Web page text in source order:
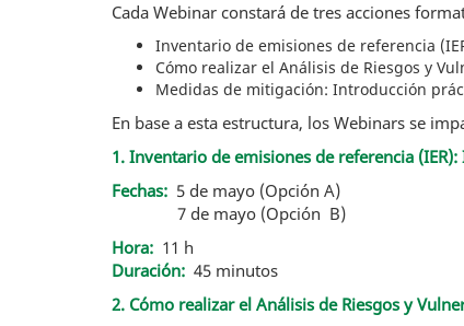
Cada Webinar constará de tres acciones
Inventario de emisiones de referencia
Cómo realizar el Análisis de Riesgos y
Medidas de mitigación: Introducción
En base a esta estructura, los Webinars se
1. Inventario de emisiones de referencia
Fechas: 5 de mayo (Opción A)
7 de mayo (Opción B)
Hora: 11 h
Duración: 45 minutos
2. Cómo realizar el Análisis de Riesgos y